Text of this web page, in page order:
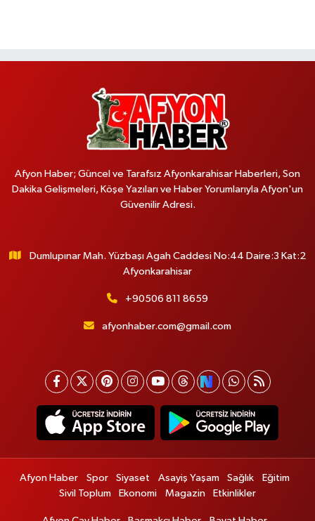
Afyon Haber; Güncel ve Tarafsız Afyonkarahisar Haberleri, Son
Dakika Gelişmeleri, Köşe Yazıları ve Haber Yorumlarıyla Afyon'un
Güvenilir Adresi.
Dumlupınar Mah. Yüzbaşı Agah Caddesi No:44 Daire:3 Kat:2
Afyonkarahisar
+90506 811 8659
afyonhaber.com@gmail.com
Afyon Haber Spor Siyaset Asayiş Yaşam Sağlık
Eğitim
Sivil Toplum
Ekonomi Magazin Etkinlikler